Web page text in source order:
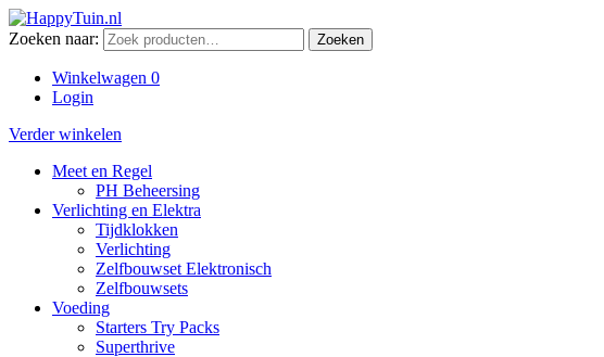
Zoeken naar: Zoeken
Winkelwagen 0
Login
Verder winkelen
Meet en Regel
PH Beheersing
Verlichting en Elektra
Tijdklokken
Verlichting
Zelfbouwset Elektronisch
Zelfbouwsets
Voeding
Starters Try Packs
Superthrive